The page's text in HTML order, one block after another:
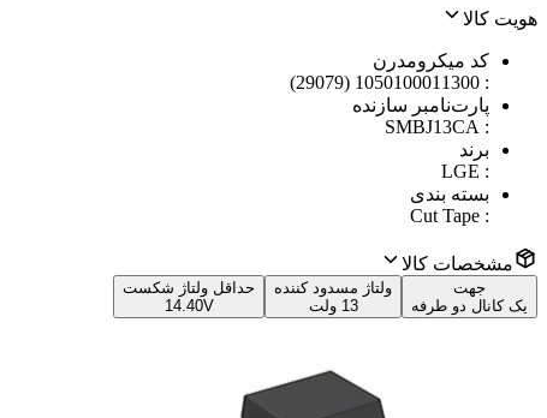
هویت کالا
کد میکرومدرن
:
1050100011300 (29079)
پارت‌نامبر سازنده
:
SMBJ13CA
برند
:
LGE
بسته بندی
:
Cut Tape
مشخصات کالا
جهت
یک کانال دو طرفه
ولتاژ مسدود کننده
13 ولت
حداقل ولتاژ شکست
14.40V